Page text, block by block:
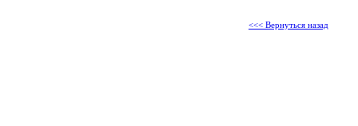
<<< Вернуться назад